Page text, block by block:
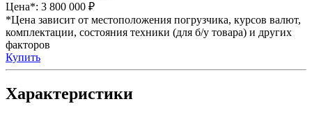
Цена*: 3 800 000 ₽
*Цена зависит от местоположения погрузчика, курсов валют,
комплектации, состояния техники (для б/у товара) и других
факторов
Купить
Характеристики